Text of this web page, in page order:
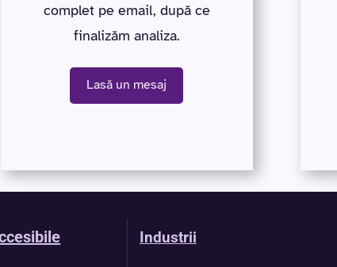
complet pe email, după ce
finalizăm analiza.
Lasă un mesaj
Industrii